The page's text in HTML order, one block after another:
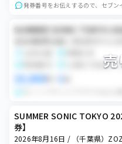
売
SUMMER SONIC TOKYO
2026年8月16日 / ZOZOマリンス
公演日7日前ま
10,000 1
SUMMER SONIC TOKYO
券】
2026年8月16日 / （千葉県）